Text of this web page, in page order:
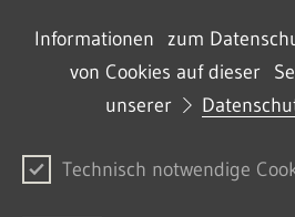
Informationen zum
von Cookies auf dieser
unserer
Technisch notwendige